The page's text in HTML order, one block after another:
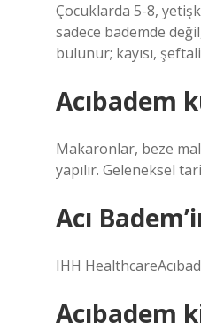
Çocuklarda 5-8,
sadece bademde
bulunur; kayısı,
Acıbadem
Makaronlar, beze
yapılır. Geleneksel
Acı
IHH
Acıbadem